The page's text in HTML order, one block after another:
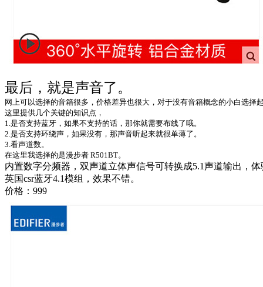
最后，就是声音了。
网上可以选择的音箱很多，价格差异也很大，对于没有音箱概念的小白选择
这里提供几个关键的知识点，
1.是否支持蓝牙，如果不支持的话，那你就需要布线了哦。
2.是否支持环绕声，如果没有，那声音听起来就很单薄了。
3.看声道数。
在这里我选择的是漫步者 R501BT。
内置数字分频器，双声道立体声信号可转换成5.1声道输出，
英国csr蓝牙4.1模组，效果不错。
价格：999